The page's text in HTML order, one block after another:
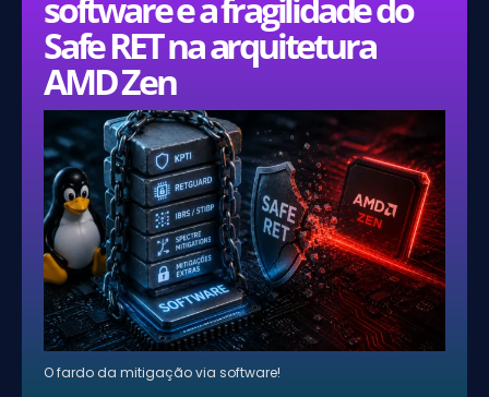
software e a fragilidade do
Safe RET na arquitetura
AMD Zen
O fardo da mitigação via software!